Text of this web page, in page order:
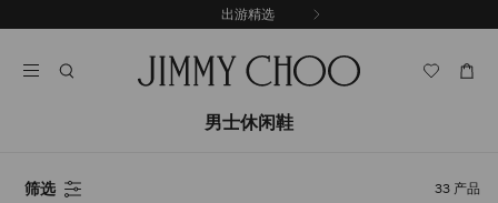
至
出游精选
男士休闲鞋
筛选 33 产品